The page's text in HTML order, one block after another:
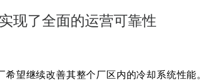
现了全面的运营可靠性
望继续改善其整个厂区内的冷却系统性能。